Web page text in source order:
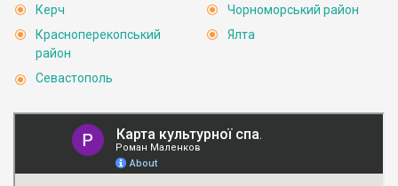
Керч
Красноперекопський
район
Севастополь
Чорноморський район
Ялта